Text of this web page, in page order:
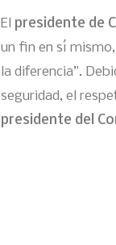
El presidente de
un fin en sí
la diferencia”.
seguridad, el
presidente del